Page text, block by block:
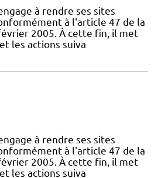
à rendre ses sites
à l'article 47 de la
2005. À cette fin, il met
les actions suiva
à rendre ses sites
à l'article 47 de la
2005. À cette fin, il met
les actions suiva